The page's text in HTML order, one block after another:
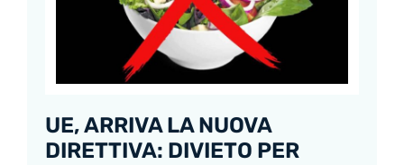
UE, ARRIVA LA NUOVA
DIRETTIVA: DIVIETO PER